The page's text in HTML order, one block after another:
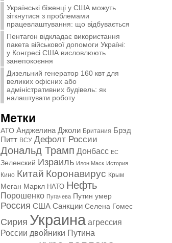
Українські біженці у США можуть
зіткнутися з проблемами
працевлаштування: що відбувається
Пентагон відкладає використання
пакета військової допомоги Україні:
у Конгресі США висловлюють
занепокоєння
Дизельний генератор 160 квт для
великих офісних або
адміністративних будівель: як
налаштувати роботу
Метки
АТО Анджелина Джоли Британия Брэд
Питт ВСУ Дефолт России
Дональд Трамп Донбасс ЕС
Зеленский Израиль Илон Маск История
Кино Китай Коронавирус Крым
Меган Маркл НАТО Нефть
Порошенко Пугачева Путин умер
Россия США Санкции Селена Гомес
Сирия Украина агрессия
России двойники Путина